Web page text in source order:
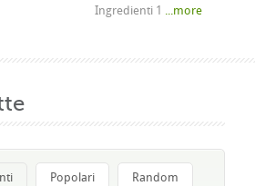
Ingredienti 1 ...more
Popolari Random